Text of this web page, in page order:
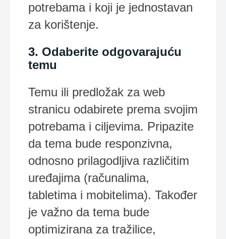
potrebama i koji je jednostavan
za korištenje.
3. Odaberite odgovarajuću
temu
Temu ili predložak za web
stranicu odabirete prema svojim
potrebama i ciljevima. Pripazite
da tema bude responzivna,
odnosno prilagodljiva različitim
uređajima (računalima,
tabletima i mobitelima). Također
je važno da tema bude
optimizirana za tražilice,